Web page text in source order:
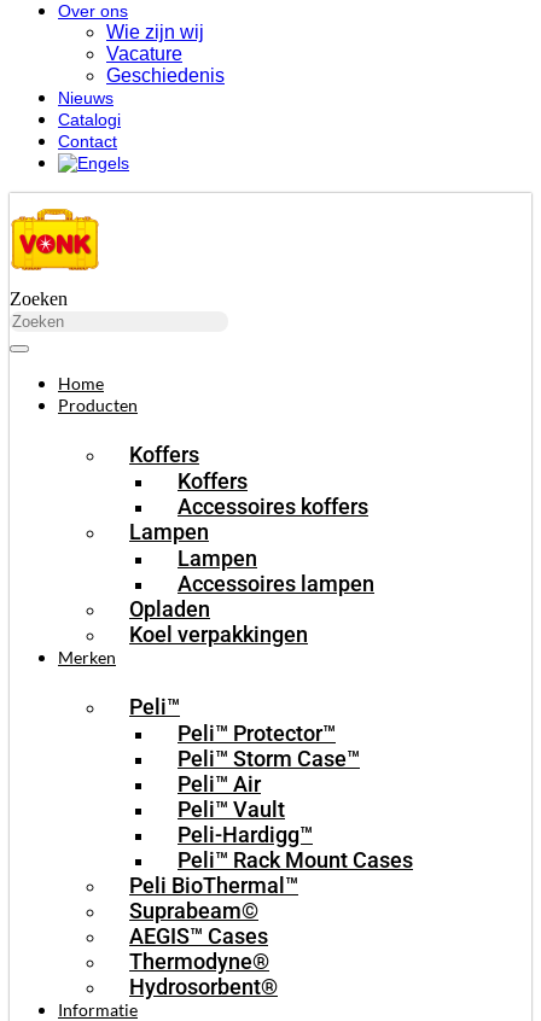
Over ons
Wie zijn wij
Vacature
Geschiedenis
Nieuws
Catalogi
Contact
Zoeken
Home
Producten
Koffers
Koffers
Accessoires koffers
Lampen
Lampen
Accessoires lampen
Opladen
Koel verpakkingen
Merken
Peli™
Peli™ Protector™
Peli™ Storm Case™
Peli™ Air
Peli™ Vault
Peli-Hardigg™
Peli™ Rack Mount Cases
Peli BioThermal™
Suprabeam©
AEGIS™ Cases
Thermodyne®
Hydrosorbent®
Informatie